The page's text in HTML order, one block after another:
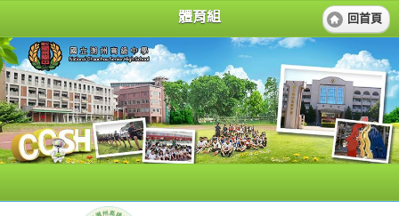
體育組 回首頁